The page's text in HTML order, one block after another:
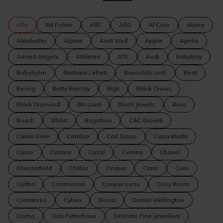
Alle 3M Folien ABC AEG Al Coro Alcina
Almdudler Alpine Andi Wolf Apple Aprilia
Armed Angels Athletes ATK Audi babybay
Babybjörn Barbara Lebek Bausch&Lomb Beal
Bering Betty Barclay Bigli Black Crows
Black Diamond Blizzard Blush Jewels Bora
Bosch BRAX Bugaboo C&C Gioielli
Calvin Klein Cambio Carl Gross Casa Moda
Casio Castrol Cazal Certina Chanel
Chesterfield Chillaz Cinque Claro Cola
Colibri Continental Cooper Lens Cosy Roots
Cremesso Cybex Dacia Daniel Wellington
Darbo Das Futterhaus Delicate Fine Jewellery